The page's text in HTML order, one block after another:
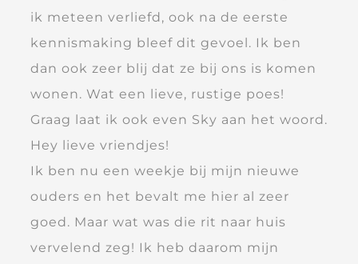
ik meteen verliefd, ook na de eerste
kennismaking bleef dit gevoel. Ik ben
dan ook zeer blij dat ze bij ons is komen
wonen. Wat een lieve, rustige poes!
Graag laat ik ook even Sky aan het woord.
Hey lieve vriendjes!
Ik ben nu een weekje bij mijn nieuwe
ouders en het bevalt me hier al zeer
goed. Maar wat was die rit naar huis
vervelend zeg! Ik heb daarom mijn